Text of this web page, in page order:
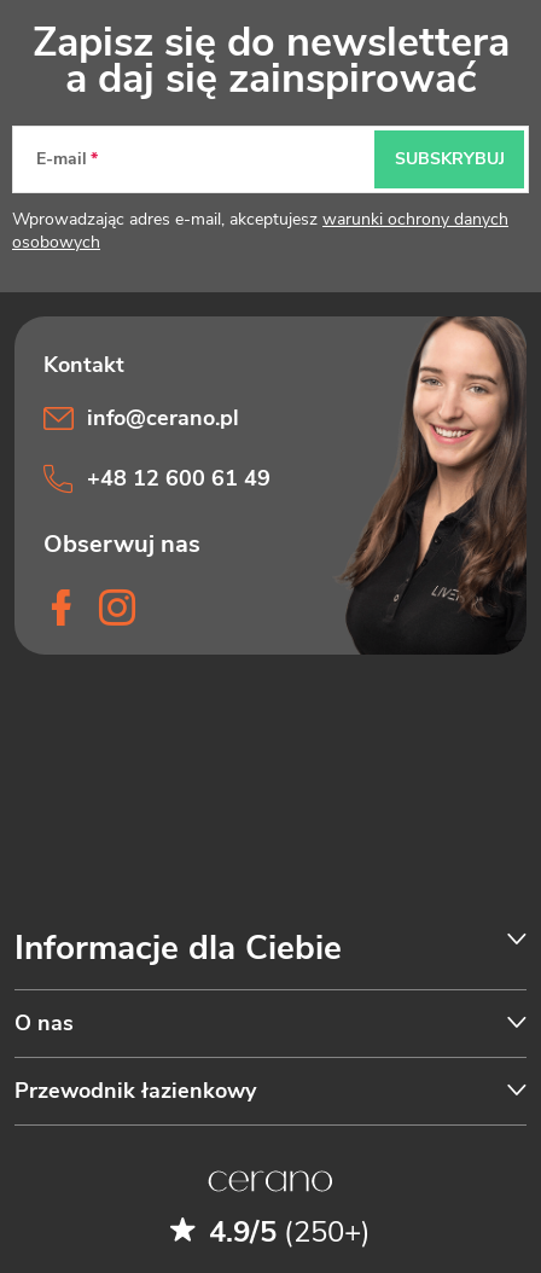
k
a
Zapisz się do newslettera
a daj się zainspirować
E-mail
Wprowadzając adres e-mail, akceptujesz warunki ochrony danych
osobowych
SUBSKRYBUJ
Informacje dla Ciebie
O nas
Przewodnik łazienkowy
info@cerano.pl
+48 12 600 61 49
4.9/5 (250+)